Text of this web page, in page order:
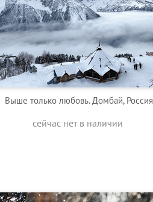
Выше только любовь. Домбай, Россия
сейчас нет в наличии